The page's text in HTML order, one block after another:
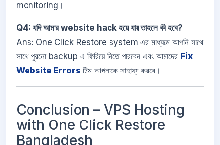
monitoring।
Q4: যদি আমার website hack হয়ে যায় তাহলে কী হবে?
Ans: One Click Restore system এর মাধ্যমে আপনি সাথে
সাথে পুরনো backup এ ফিরিয়ে নিতে পারবেন এবং আমাদের Fix
Website Errors টিম আপনাকে সাহায্য করবে।
Conclusion – VPS Hosting
with One Click Restore
Bangladesh